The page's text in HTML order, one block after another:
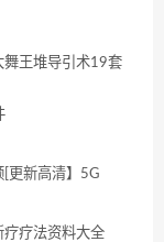
舞王堆导引术19套
[更新高清】5G
疗法资料大全